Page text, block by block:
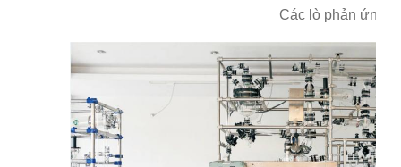
Các lò phản ứng